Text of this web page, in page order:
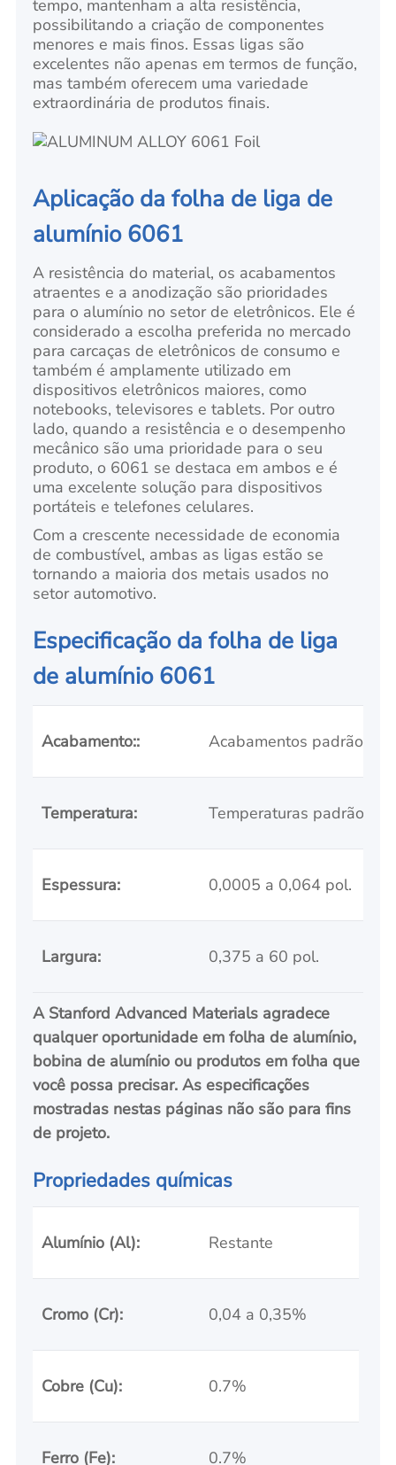
tempo, mantenham a alta resistência,
possibilitando a criação de componentes
menores e mais finos. Essas ligas são
excelentes não apenas em termos de função,
mas também oferecem uma variedade
extraordinária de produtos finais.
Aplicação da folha de liga de
alumínio 6061
A resistência do material, os acabamentos
atraentes e a anodização são prioridades
para o alumínio no setor de eletrônicos. Ele é
considerado a escolha preferida no mercado
para carcaças de eletrônicos de consumo e
também é amplamente utilizado em
dispositivos eletrônicos maiores, como
notebooks, televisores e tablets. Por outro
lado, quando a resistência e o desempenho
mecânico são uma prioridade para o seu
produto, o 6061 se destaca em ambos e é
uma excelente solução para dispositivos
portáteis e telefones celulares.
Com a crescente necessidade de economia
de combustível, ambas as ligas estão se
tornando a maioria dos metais usados no
setor automotivo.
Especificação da folha de liga
de alumínio 6061
Acabamento:: Acabamentos padrão
Temperatura: Temperaturas padrão
Espessura: 0,0005 a 0,064 pol.
Largura: 0,375 a 60 pol.
A Stanford Advanced Materials agradece
qualquer oportunidade em folha de alumínio,
bobina de alumínio ou produtos em folha que
você possa precisar. As especificações
mostradas nestas páginas não são para fins
de projeto.
Propriedades químicas
Alumínio (Al): Restante
Cromo (Cr): 0,04 a 0,35%
Cobre (Cu): 0.7%
Ferro (Fe): 0.7%